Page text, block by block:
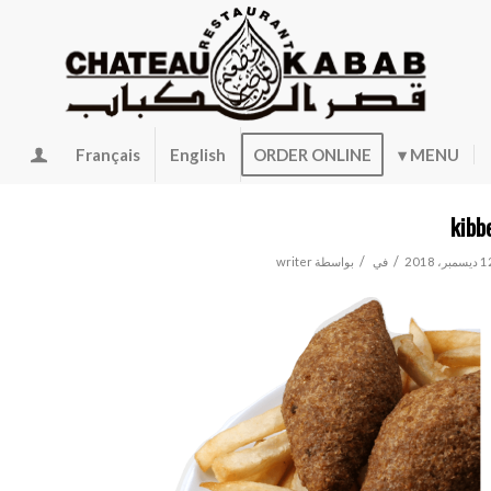
MENU
ORDER ONLINE
English
Français
2018
/ في / بواسطة writer